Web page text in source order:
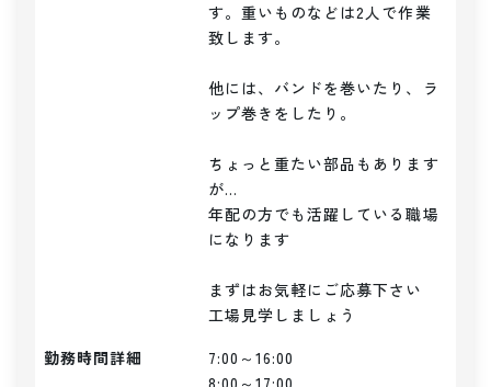
す。重いものなどは2人で作業
致します。
他には、バンドを巻いたり、ラ
ップ巻きをしたり。
ちょっと重たい部品もあります
が...
年配の方でも活躍している職場
になります
まずはお気軽にご応募下さい
勤務時間詳細
7:00～16:00
8:00～17:00